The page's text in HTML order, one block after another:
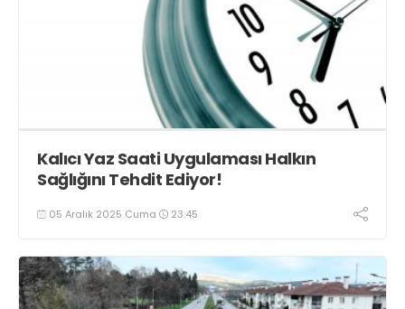
Kalıcı Yaz Saati Uygulaması Halkın
Sağlığını Tehdit Ediyor!
05 Aralık 2025 Cuma 23:45